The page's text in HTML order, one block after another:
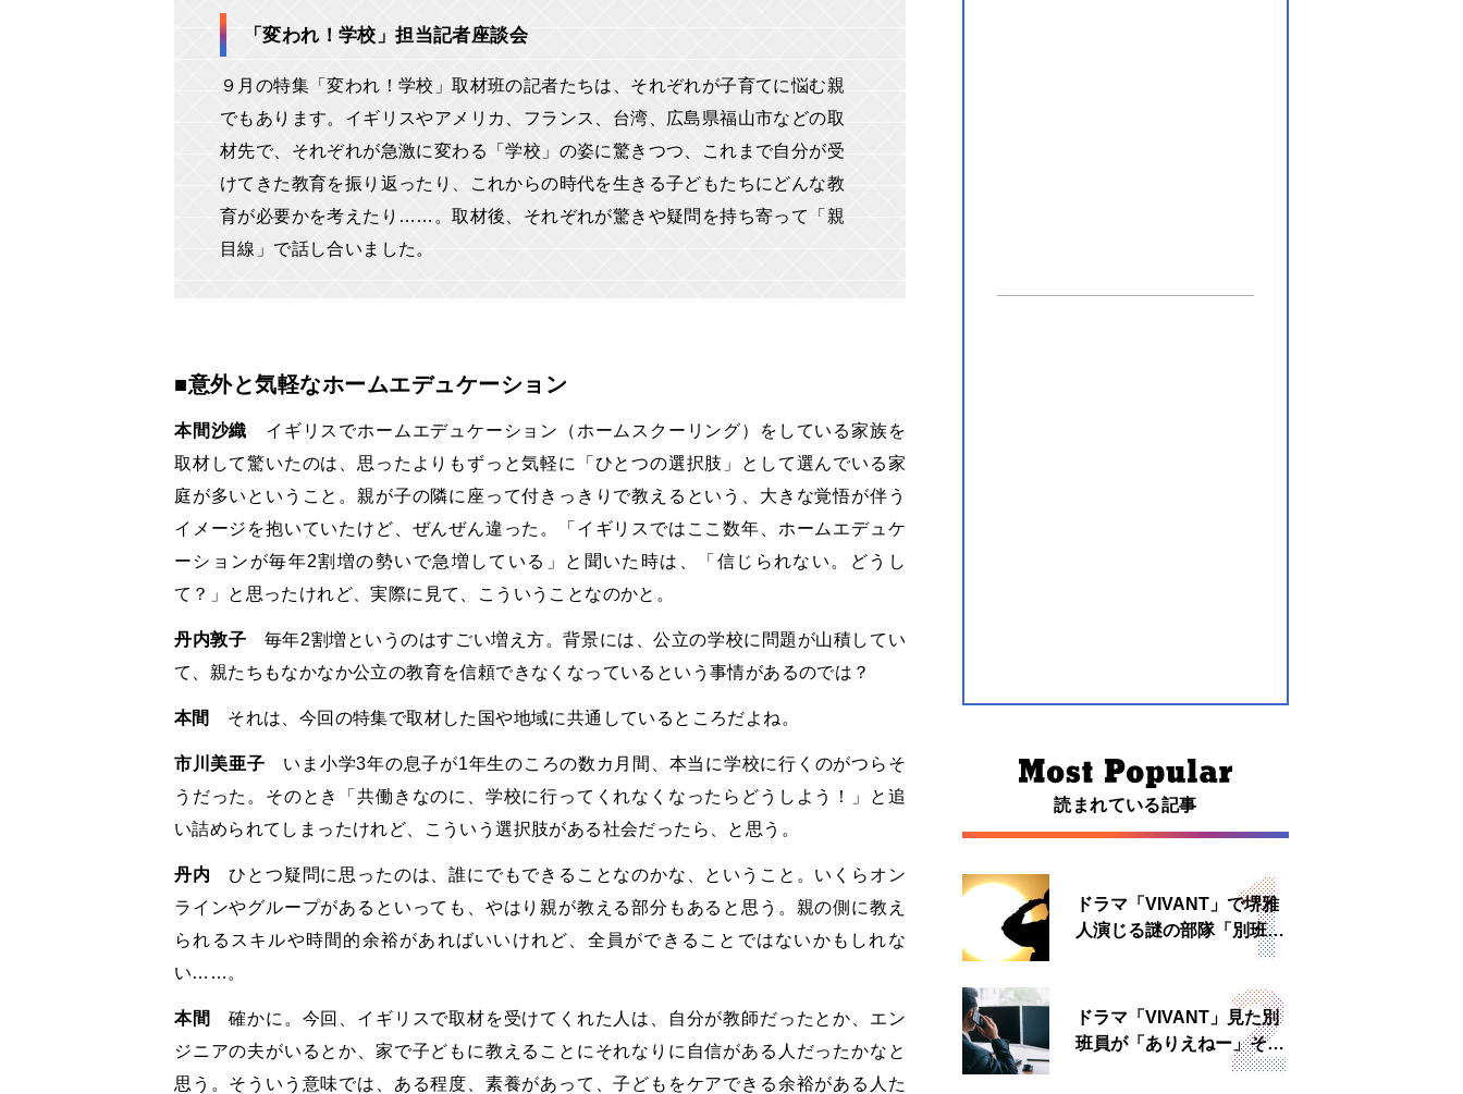
「変われ！学校」担当記者座談会
９月の特集「変われ！学校」取材班の記者たちは、それぞれが子育てに悩む親
でもあります。イギリスやアメリカ、フランス、台湾、広島県福山市などの取
材先で、それぞれが急激に変わる「学校」の姿に驚きつつ、これまで自分が受
けてきた教育を振り返ったり、これからの時代を生きる子どもたちにどんな教
育が必要かを考えたり……。取材後、それぞれが驚きや疑問を持ち寄って「親
目線」で話し合いました。
■意外と気軽なホームエデュケーション
本間沙織 イギリスでホームエデュケーション（ホームスクーリング）をしている家族を
取材して驚いたのは、思ったよりもずっと気軽に「ひとつの選択肢」として選んでいる家
庭が多いということ。親が子の隣に座って付きっきりで教えるという、大きな覚悟が伴う
イメージを抱いていたけど、ぜんぜん違った。「イギリスではここ数年、ホームエデュケ
ーションが毎年2割増の勢いで急増している」と聞いた時は、「信じられない。どうし
て？」と思ったけれど、実際に見て、こういうことなのかと。
丹内敦子 毎年2割増というのはすごい増え方。背景には、公立の学校に問題が山積してい
て、親たちもなかなか公立の教育を信頼できなくなっているという事情があるのでは？
本間 それは、今回の特集で取材した国や地域に共通しているところだよね。
市川美亜子 いま小学3年の息子が1年生のころの数カ月間、本当に学校に行くのがつらそ
うだった。そのとき「共働きなのに、学校に行ってくれなくなったらどうしよう！」と追
い詰められてしまったけれど、こういう選択肢がある社会だったら、と思う。
丹内 ひとつ疑問に思ったのは、誰にでもできることなのかな、ということ。いくらオン
ラインやグループがあるといっても、やはり親が教える部分もあると思う。親の側に教え
られるスキルや時間的余裕があればいいけれど、全員ができることではないかもしれな
い……。
本間
確かに。今回、イギリスで取材を受けてくれた人は、自分が教師だったとか、エン
ジニアの夫がいるとか、家で子どもに教えることにそれなりに自信がある人だったかなと
思う。そういう意味では、ある程度、素養があって、子どもをケアできる余裕がある人た
読まれている記事
ドラマ「VIVANT」で堺雅
人演じる謎の部隊「別班」
は実在する？内情知る人物
ドラマ「VIVANT」見た別
班員が「ありえねー」その
理由とは 非公然組織ゆえ